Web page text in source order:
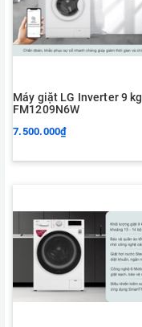
Máy giặt LG Inverter 9 kg
FM1209N6W
7.500.000₫